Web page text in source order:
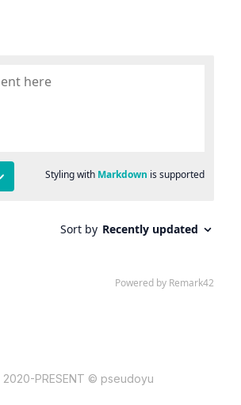
2020-PRESENT © pseudoyu